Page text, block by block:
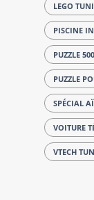
LEGO
PISCINE
PUZZLE
PUZZLE
SPÉCIAL
VOITURE
VTECH